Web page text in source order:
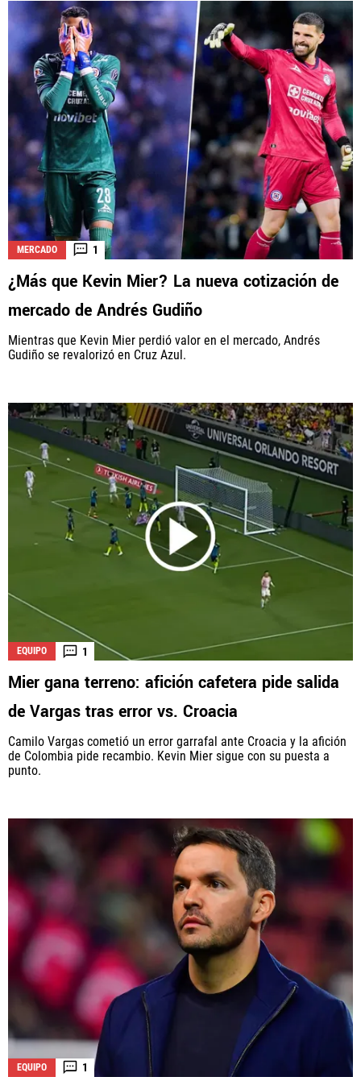
MERCADO 1
¿Más que Kevin Mier? La nueva cotización de
mercado de Andrés Gudiño
Mientras que Kevin Mier perdió valor en el mercado, Andrés
Gudiño se revalorizó en Cruz Azul.
EQUIPO 1
Mier gana terreno: afición cafetera pide salida
de Vargas tras error vs. Croacia
Camilo Vargas cometió un error garrafal ante Croacia y la afición
de Colombia pide recambio. Kevin Mier sigue con su puesta a
punto.
EQUIPO 1